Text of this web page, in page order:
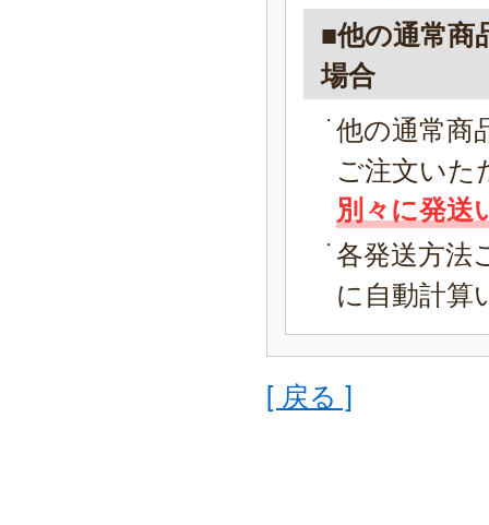
■他の通常商
場合
他の通常商
ご注文いた
別々に発送
各発送方法
に自動計算
[ 戻る ]